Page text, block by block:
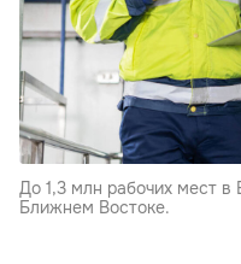
До 1,3 млн рабочих мест в
Ближнем Востоке.